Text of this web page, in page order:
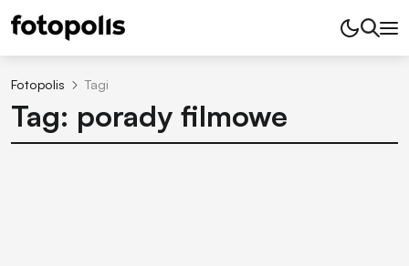
Fotopolis Tagi
Tag: porady filmowe